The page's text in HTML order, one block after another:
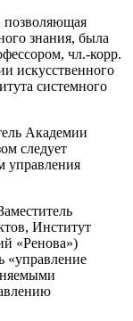
позволяющая
знания, была
чл.-корр.
искусственного
системного
Академии
следует
управления
Институт
«Ренова»)
«управление